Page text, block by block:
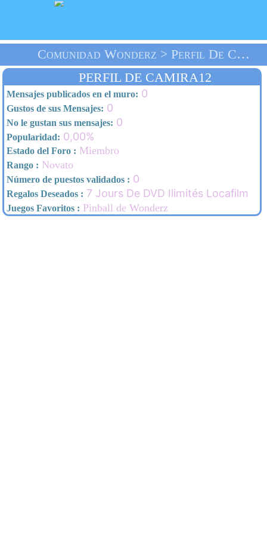
Comunidad Wonderz > Perfil De Camira12 > Inicio
PERFIL DE CAMIRA12
Mensajes publicados en el muro: 0
Gustos de sus Mensajes: 0
No le gustan sus mensajes: 0
Popularidad: 0,00%
Estado del Foro : Miembro
Rango : Novato
Número de puestos validados : 0
Regalos Deseados : 7 Jours De DVD Ilimités Locafilm
Juegos Favoritos : Pinball de Wonderz